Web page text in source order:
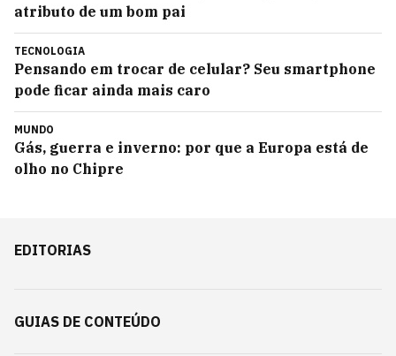
atributo de um bom pai
TECNOLOGIA
Pensando em trocar de celular? Seu smartphone
pode ficar ainda mais caro
MUNDO
Gás, guerra e inverno: por que a Europa está de
olho no Chipre
EDITORIAS
GUIAS DE CONTEÚDO